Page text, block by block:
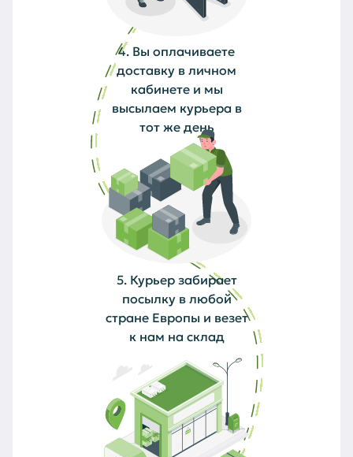
4. Вы оплачиваете
доставку в личном
кабинете и мы
высылаем курьера в
тот же день
5. Курьер забирает
посылку в любой
стране Европы и везет
к нам на склад